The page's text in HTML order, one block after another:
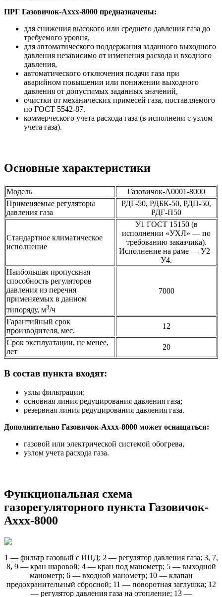
ПРГ Газовичок-Аххх-8000 предназначены:
для снижения высокого или среднего давления газа до
требуемого уровня,
для автоматического поддержания заданного выходного
давления независимо от изменения расхода и входного
давления,
автоматического отключения подачи газа при
аварийном повышении или понижении выходного
давления от допустимых заданных значений,
очистки от механических примесей газа, поставляемого
по ГОСТ 5542-87.
коммерческого учета расхода газа (в исполнеии с узлом
учета газа).
Основные характеристики
Модель
Газовичок-А0001-8000
Применяемые регуляторы
давления газа
РДГ-50, РДБК-50, РДП-50,
РДГ-П50
Стандартное климатическое
исполнение
У1 ГОСТ 15150 (в
исполнении «УХЛ» — по
требованию заказчика).
Исполнение на раме — У2–
У4.
Наибольшая пропускная
способность регуляторов
давления из перечня
применяемых в данном
типоряду, м3/ч
7000
Гарантийный срок
производителя, мес.
12
Срок эксплуатации, не менее,
лет
20
В состав пункта входят:
узлы фильтрации;
основная линия редуцирования давления газа;
резервная линия редуцирования давления газа.
Дополнительно Газовичок-Аххх-8000 может оснащаться:
газовой или электрической системой обогрева,
узлом учета расхода газа.
Функциональная схема
газорегуляторного пункта Газовичок-
Аххх-8000
1 — фильтр газовый с ИПД; 2 — регулятор давления газа; 3, 7,
8, 9 — кран шаровой; 4 — кран под манометр; 5 — выходной
манометр; 6 — входной манометр; 10 — клапан
предохранительный сбросной; 11 — поворотная заглушка; 12
— регулятор давления газа на отопление; 13 —